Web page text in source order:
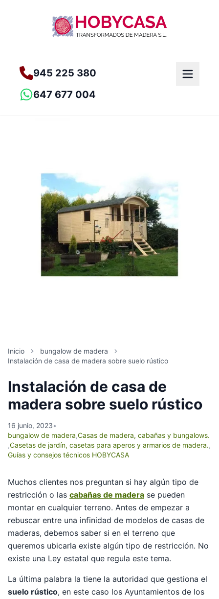
945 225 380
647 677 004
Inicio
bungalow de madera
Instalación de casa de madera sobre suelo rústico
Instalación de casa de
madera sobre suelo rústico
16 junio, 2023•
bungalow de madera,Casas de madera, cabañas y bungalows.
,Casetas de jardín, casetas para aperos y armarios de madera.,
Guías y consejos técnicos HOBYCASA
Muchos clientes nos preguntan si hay algún tipo de
restricción o las cabañas de madera se pueden
montar en cualquier terreno. Antes de empezar a
rebuscar entre una infinidad de modelos de casas de
maderas, debemos saber si en el terreno que
queremos ubicarla existe algún tipo de restricción. No
existe una Ley estatal que regula este tema.
La última palabra la tiene la autoridad que gestiona el
suelo rústico, en este caso los Ayuntamientos de los